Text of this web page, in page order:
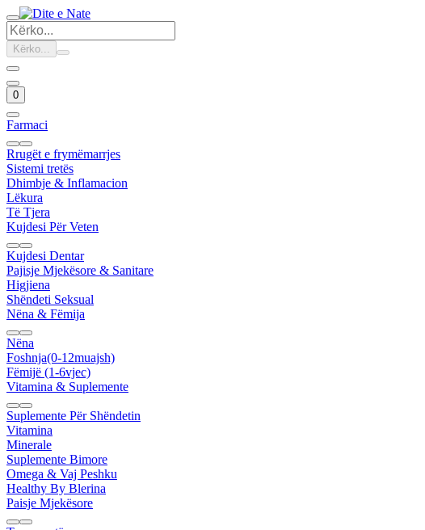
Kërko...
0
Farmaci
Rrugët e frymëmarrjes
Sistemi tretës
Dhimbje & Inflamacion
Lëkura
Të Tjera
Kujdesi Për Veten
Kujdesi Dentar
Pajisje Mjekësore & Sanitare
Higjiena
Shëndeti Seksual
Nëna & Fëmija
Nëna
Foshnja(0-12muajsh)
Fëmijë (1-6vjec)
Vitamina & Suplemente
Suplemente Për Shëndetin
Vitamina
Minerale
Suplemente Bimore
Omega & Vaj Peshku
Healthy By Blerina
Paisje Mjekësore